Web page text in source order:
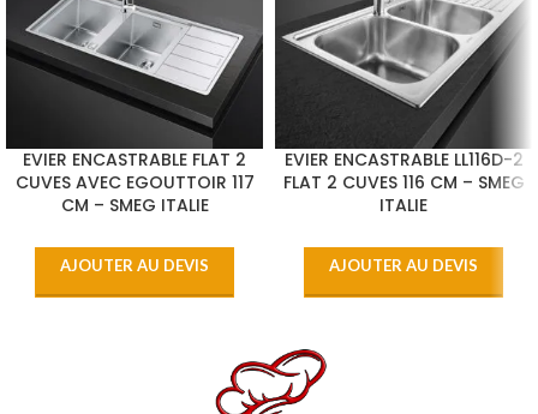
EVIER ENCASTRABLE FLAT 2
CUVES AVEC EGOUTTOIR 117
CM – SMEG ITALIE
AJOUTER AU DEVIS
EVIER ENCASTRABLE LL116D-2
FLAT 2 CUVES 116 CM – SMEG
ITALIE
AJOUTER AU DEVIS